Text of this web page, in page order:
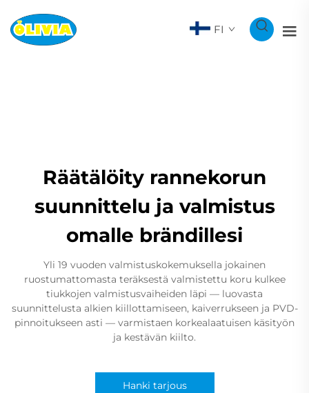
FI
Räätälöity rannekorun
suunnittelu ja valmistus
omalle brändillesi
Yli 19 vuoden valmistuskokemuksella jokainen
ruostumattomasta teräksestä valmistettu koru kulkee
tiukkojen valmistusvaiheiden läpi — luovasta
suunnittelusta alkien kiillottamiseen, kaiverrukseen ja PVD-
pinnoitukseen asti — varmistaen korkealaatuisen käsityön
ja kestävän kiilto.
Hanki tarjous